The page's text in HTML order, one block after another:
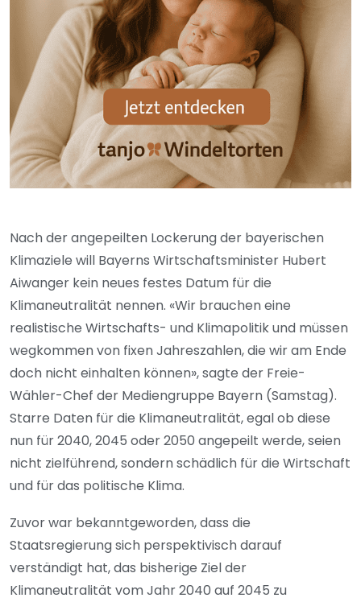
Nach der angepeilten Lockerung der bayerischen
Klimaziele will Bayerns Wirtschaftsminister Hubert
Aiwanger kein neues festes Datum für die
Klimaneutralität nennen. «Wir brauchen eine
realistische Wirtschafts- und Klimapolitik und müssen
wegkommen von fixen Jahreszahlen, die wir am Ende
doch nicht einhalten können», sagte der Freie-
Wähler-Chef der Mediengruppe Bayern (Samstag).
Starre Daten für die Klimaneutralität, egal ob diese
nun für 2040, 2045 oder 2050 angepeilt werde, seien
nicht zielführend, sondern schädlich für die Wirtschaft
und für das politische Klima.
Zuvor war bekanntgeworden, dass die
Staatsregierung sich perspektivisch darauf
verständigt hat, das bisherige Ziel der
Klimaneutralität vom Jahr 2040 auf 2045 zu